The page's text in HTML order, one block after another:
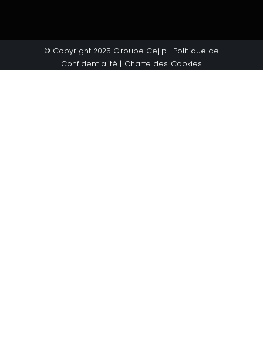
© Copyright 2025 Groupe Cejip | Politique de
Confidentialité | Charte des Cookies